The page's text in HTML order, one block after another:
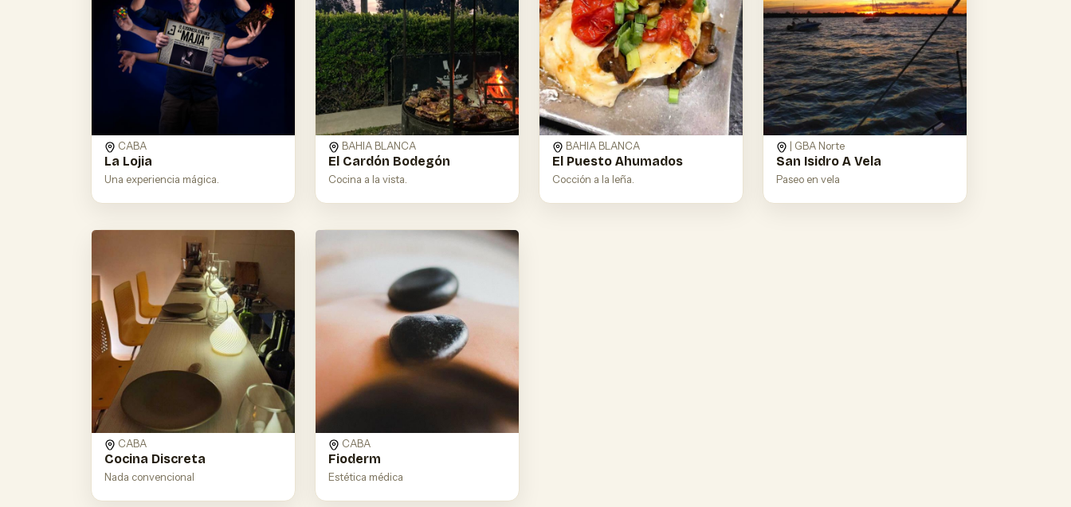
CABA
La Lojia
Una experiencia mágica.
BAHIA BLANCA
El Cardón Bodegón
Cocina a la vista.
BAHIA BLANCA
El Puesto Ahumados
Cocción a la leña.
| GBA Norte
San Isidro A Vela
Paseo en vela
CABA
Cocina Discreta
Nada convencional
CABA
Fioderm
Estética médica